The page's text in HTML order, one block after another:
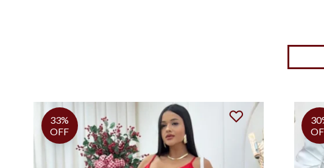
20%
OFF
33%
OFF